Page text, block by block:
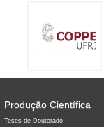
Produção Científica
Teses de Doutorado